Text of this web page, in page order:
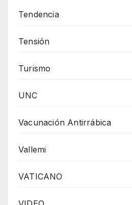
Tendencia
Tensión
Turismo
UNC
Vacunación Antirrábica
Vallemi
VATICANO